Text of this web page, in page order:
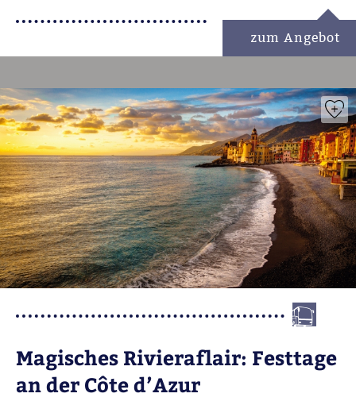
zum Angebot
Magisches Rivieraflair: Festtage
an der Côte d’Azur